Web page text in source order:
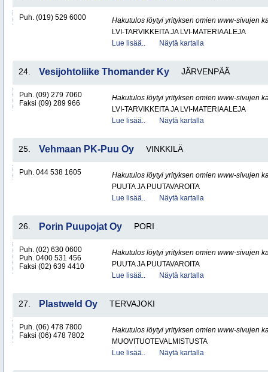
Puh. (019) 529 6000
Hakutulos löytyi yrityksen omien www-sivujen
LVI-TARVIKKEITA JA LVI-MATERIAALEJA
Lue lisää..
Näytä kartalla
24. Vesijohtoliike Thomander Ky JÄRVENPÄÄ
Puh. (09) 279 7060
Faksi (09) 289 966
Hakutulos löytyi yrityksen omien www-sivujen
LVI-TARVIKKEITA JA LVI-MATERIAALEJA
Lue lisää..
Näytä kartalla
25. Vehmaan PK-Puu Oy VINKKILÄ
Puh. 044 538 1605
Hakutulos löytyi yrityksen omien www-sivujen
PUUTA JA PUUTAVAROITA
Lue lisää..
Näytä kartalla
26. Porin Puupojat Oy PORI
Puh. (02) 630 0600
Puh. 0400 531 456
Faksi (02) 639 4410
Hakutulos löytyi yrityksen omien www-sivujen
PUUTA JA PUUTAVAROITA
Lue lisää..
Näytä kartalla
27. Plastweld Oy TERVAJOKI
Puh. (06) 478 7800
Faksi (06) 478 7802
Hakutulos löytyi yrityksen omien www-sivujen
MUOVITUOTEVALMISTUSTA
Lue lisää..
Näytä kartalla